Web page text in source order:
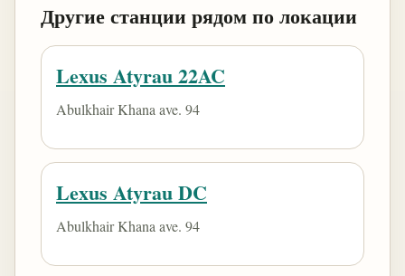
Другие станции рядом по локации
Lexus Atyrau 22AC
Abulkhair Khana ave. 94
Lexus Atyrau DC
Abulkhair Khana ave. 94